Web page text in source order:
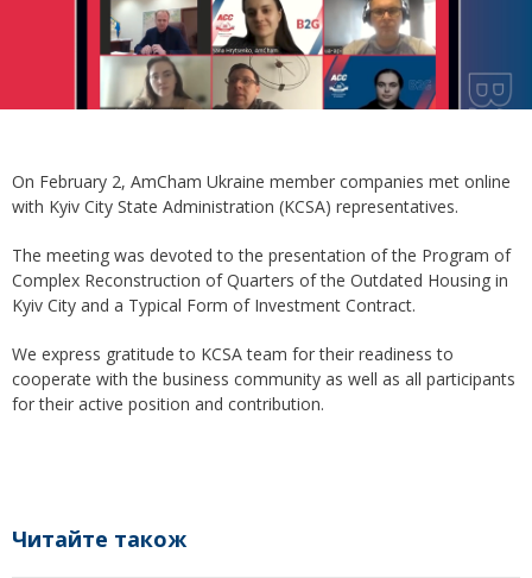
On February 2, AmCham Ukraine member companies met online
with Kyiv City State Administration (KCSA) representatives.
The meeting was devoted to the presentation of the Program of
Complex Reconstruction of Quarters of the Outdated Housing in
Kyiv City and a Typical Form of Investment Contract.
We express gratitude to KCSA team for their readiness to
cooperate with the business community as well as all participants
for their active position and contribution.
Читайте також